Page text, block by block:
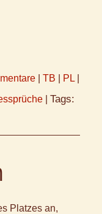
TB PL
Tags:
Platzes an,